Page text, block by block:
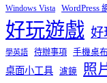
Windows Vista WordPress
好玩遊戲 好
學英語 待辦事項 手機桌布
桌面小工具 濾鏡 照